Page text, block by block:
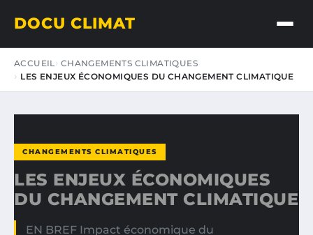
DOCU CLIMAT
ACCUEIL CHANGEMENTS CLIMATIQUES
LES ENJEUX ÉCONOMIQUES DU CHANGEMENT CLIMATIQUE
CHANGEMENTS CLIMATIQUES
LES ENJEUX ÉCONOMIQUES
DU CHANGEMENT CLIMATIQUE
EN BREF Impact économique du